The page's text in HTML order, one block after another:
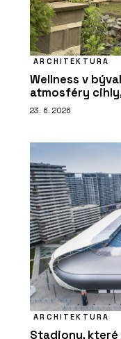
ARCHITEKTURA
Wellness v
atmosféry
23. 6. 2026
ARCHITEKTURA
Stadiony,